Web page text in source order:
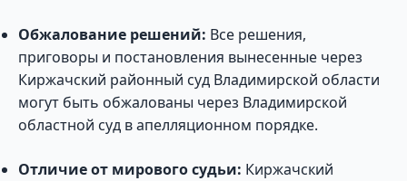
Обжалование решений: Все решения,
приговоры и постановления вынесенные через
Киржачский районный суд Владимирской области
могут быть обжалованы через Владимирской
областной суд в апелляционном порядке.
Отличие от мирового судьи: Киржачский